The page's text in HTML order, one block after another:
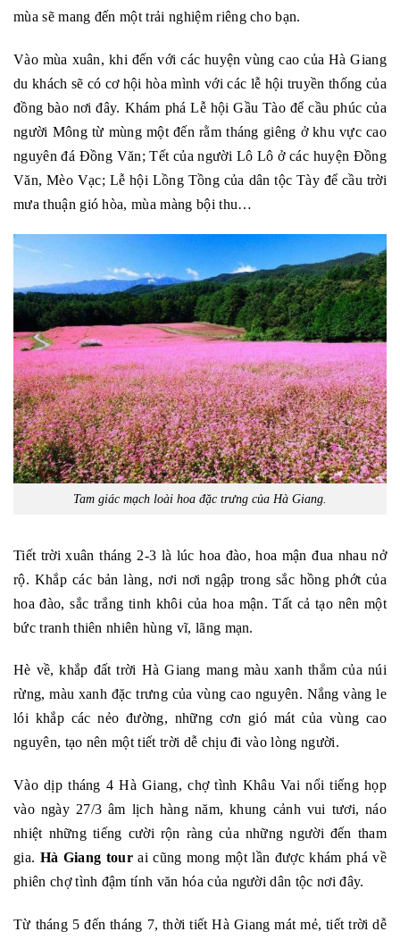
mùa sẽ mang đến một trải nghiệm riêng cho bạn.
Vào mùa xuân, khi đến với các huyện vùng cao của Hà Giang
du khách sẽ có cơ hội hòa mình với các lễ hội truyền thống của
đồng bào nơi đây. Khám phá Lễ hội Gầu Tào để cầu phúc của
người Mông từ mùng một đến rằm tháng giêng ở khu vực cao
nguyên đá Đồng Văn; Tết của người Lô Lô ở các huyện Đồng
Văn, Mèo Vạc; Lễ hội Lồng Tồng của dân tộc Tày để cầu trời
mưa thuận gió hòa, mùa màng bội thu…
Tam giác mạch loài hoa đặc trưng của Hà Giang.
Tiết trời xuân tháng 2-3 là lúc hoa đào, hoa mận đua nhau nở
rộ. Khắp các bản làng, nơi nơi ngập trong sắc hồng phớt của
hoa đào, sắc trắng tinh khôi của hoa mận. Tất cả tạo nên một
bức tranh thiên nhiên hùng vĩ, lãng mạn.
Hè về, khắp đất trời Hà Giang mang màu xanh thẳm của núi
rừng, màu xanh đặc trưng của vùng cao nguyên. Nắng vàng le
lói khắp các nẻo đường, những cơn gió mát của vùng cao
nguyên, tạo nên một tiết trời dễ chịu đi vào lòng người.
Vào dịp tháng 4 Hà Giang, chợ tình Khâu Vai nổi tiếng họp
vào ngày 27/3 âm lịch hàng năm, khung cảnh vui tươi, náo
nhiệt những tiếng cười rộn ràng của những người đến tham
gia. Hà Giang tour ai cũng mong một lần được khám phá về
phiên chợ tình đậm tính văn hóa của người dân tộc nơi đây.
Từ tháng 5 đến tháng 7, thời tiết Hà Giang mát mẻ, tiết trời dễ